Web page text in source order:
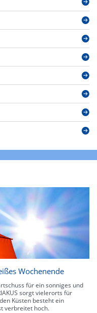
Wochenende
für ein sonniges und
sorgt vielerorts für
Küsten besteht ein
verbreitet hoch.